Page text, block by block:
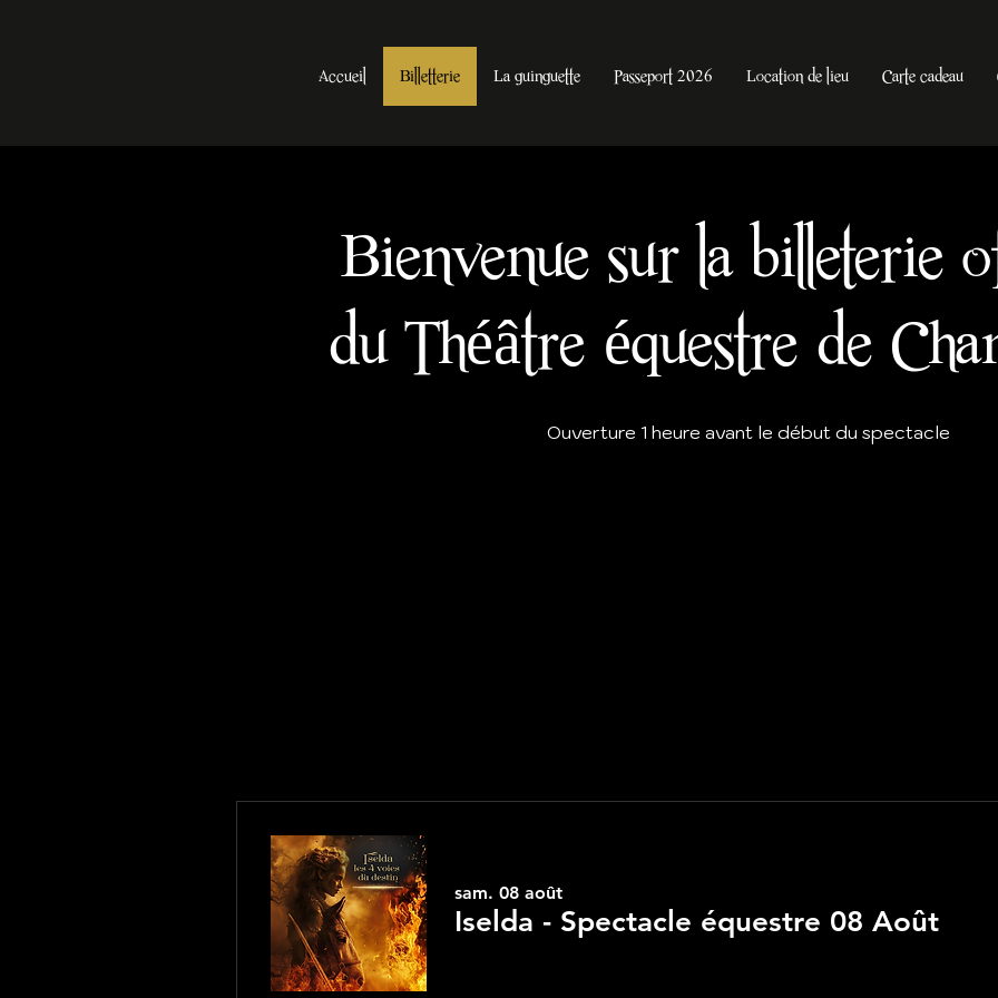
Accueil Billetterie La guinguette Passeport 2026 Location de lieu Carte cadeau
Bienvenue sur la billeterie
du Théâtre équestre de
Ouverture 1 heure avant le début du spectacle
sam. 08 août
Iselda - Spectacle équestre 08 Août